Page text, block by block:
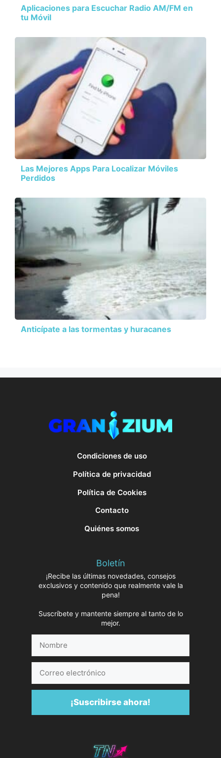
Aplicaciones para Escuchar Radio AM/FM en
tu Móvil
Las Mejores Apps Para Localizar Móviles
Perdidos
Anticípate a las tormentas y huracanes
Condiciones de uso
Política de privacidad
Política de Cookies
Contacto
Quiénes somos
Boletín
¡Recibe las últimas novedades, consejos
exclusivos y contenido que realmente vale la
pena!
Suscríbete y mantente siempre al tanto de lo
mejor.
electrónico
¡Suscribirse ahora!